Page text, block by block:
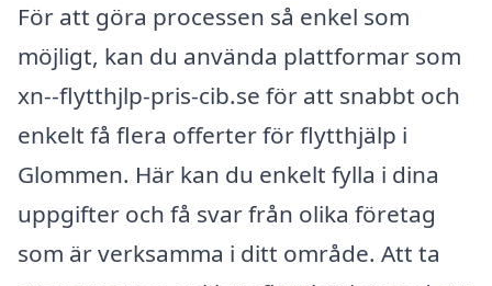
För att göra processen så enkel som
möjligt, kan du använda plattformar som
xn--flytthjlp-pris-cib.se för att snabbt och
enkelt få flera offerter för flytthjälp i
Glommen. Här kan du enkelt fylla i dina
uppgifter och få svar från olika företag
som är verksamma i ditt område. Att ta